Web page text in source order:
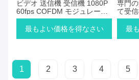
ビデオ 送信機 受信機 1080P
60fps COFDM モジュレーシ
ョン
最もよい価格を得なさい
専門
て受
最
1 2 3 4 5